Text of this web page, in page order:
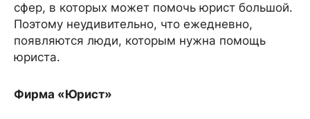
сфер, в которых может помочь юрист большой.
Поэтому неудивительно, что ежедневно,
появляются люди, которым нужна помощь
юриста.
Фирма «Юрист»